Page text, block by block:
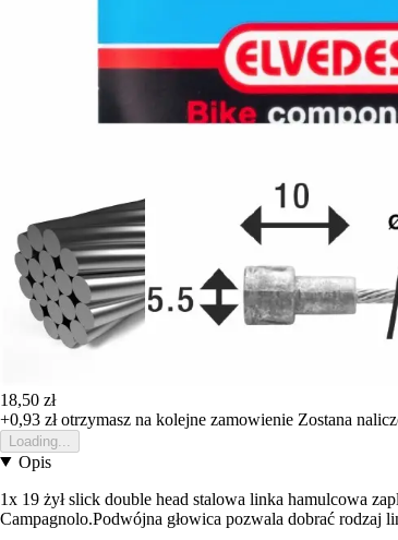
18,50 zł
+0,93 złotrzymasz na kolejne zamowienie Zostana
Loading...
Opis
1x 19 żył slick double head stalowa linka hamulcowa
Campagnolo.Podwójna głowica pozwala dobrać